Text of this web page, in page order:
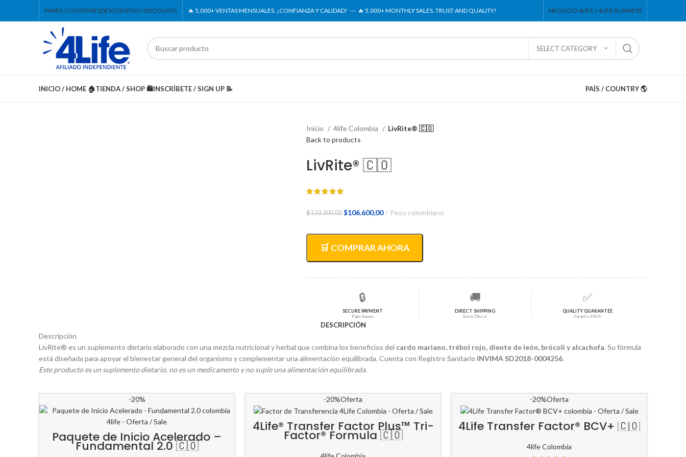
PAISES / COUNTRIESDESCUENTOS / DISCOUNTS 🔥 5,000+ VENTAS MENSUALES. ¡CONFIANZA Y CALIDAD! --- 🔥 5,000+ MONTHLY SALES. TRUST AND QUALITY! NEGOCIO 4LIFE / 4LIFE BUSINESS
SELECT CATEGORY
INICIO / HOME 🏠TIENDA / SHOP 🛍️INSCRÍBETE / SIGN UP 📝 PAÍS / COUNTRY 🌎
Inicio 4life Colombia
LivRite® 🇨🇴
Back to products
LivRite® 🇨🇴
$133.300,00 El
original
era:
$106.600,00El
actual
es:
Peso colombiano
🛒 COMPRAR AHORA
🔒
SECURE PAYMENT
Pago Seguro
🚚
DIRECT SHIPPING
Envío Oficial
✅
QUALITY GUARANTEE
Garantía 100%
DESCRIPCIÓN
Descripción
LivRite® es un suplemento dietario elaborado con una mezcla nutricional y herbal que combina los beneficios del cardo mariano, trébol rojo, diente de león, brócoli y alcachofa. Su fórmula
está diseñada para apoyar el bienestar general del organismo y complementar una alimentación equilibrada. Cuenta con Registro Sanitario INVIMA SD2018-0004256.
Este producto es un suplemento dietario, no es un medicamento y no suple una alimentación equilibrada.
-20%
Paquete de Inicio Acelerado –
Fundamental 2.0 🇨🇴
-20%Oferta
4Life® Transfer Factor Plus™ Tri-
Factor® Formula 🇨🇴
-20%Oferta
4Life Transfer Factor® BCV+ 🇨🇴
4life Colombia